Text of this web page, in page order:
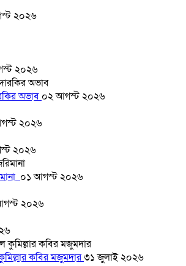
২০২৬
২০২৬
অভাব ০২ আগস্ট ২০২৬
২০২৬
২০২৬
০১ আগস্ট ২০২৬
২০২৬
কবির মজুমদার৩১ জুলাই ২০২৬